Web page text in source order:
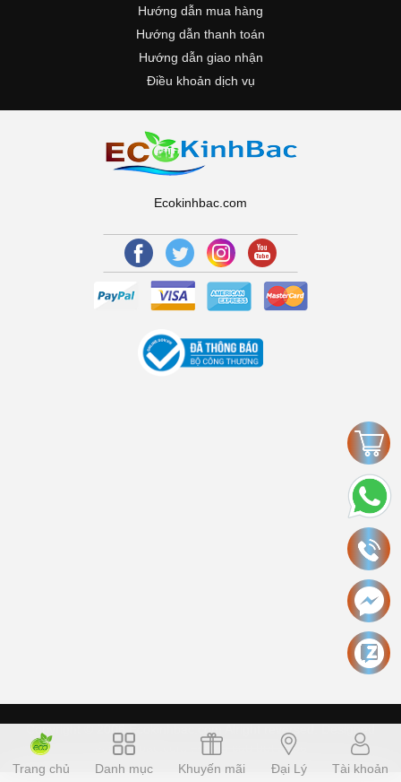
Hướng dẫn mua hàng
Hướng dẫn thanh toán
Hướng dẫn giao nhận
Điều khoản dịch vụ
Ecokinhbac.com
ecokinhbac.com
Cung cấp bởi Sapo
Trang chủ
Danh mục Khuyến mãi Đại Lý Tài khoản